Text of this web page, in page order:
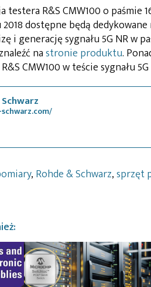
testera R&S CMW100 o
2018 dostępne będą
i generację sygnału 5G NR w
nastronie produktu.
CMW100 w teście sygnału
, Rohde & Schwarz,sprzęt